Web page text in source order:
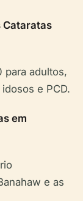
Cataratas
para adultos,
e PCD.
em
e as